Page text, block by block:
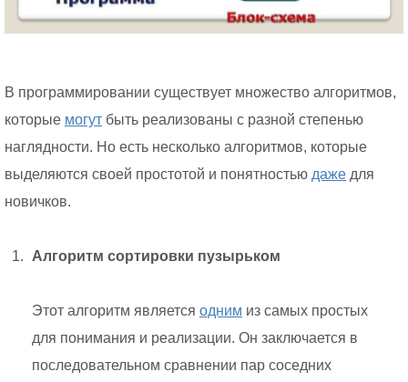
В программировании существует множество алгоритмов,
которые могут быть реализованы с разной степенью
наглядности. Но есть несколько алгоритмов, которые
выделяются своей простотой и понятностью даже для
новичков.
Алгоритм сортировки пузырьком
Этот алгоритм является одним из самых простых
для понимания и реализации. Он заключается в
последовательном сравнении пар соседних